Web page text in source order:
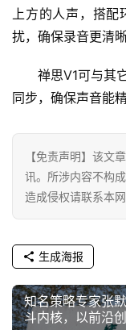
生
活
技
题
上方的人声，搭
扰，确保录音更清晰
禅思V1可与其
同步，确保声音能
【免责声明】该文
讯。所涉内容不构
造成侵权请联系本网
生成海报
知名策略专家张
斗内核，以前沿